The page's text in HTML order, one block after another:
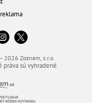
2026 Zoznam, s.r.o.
práva sú vyhradené.